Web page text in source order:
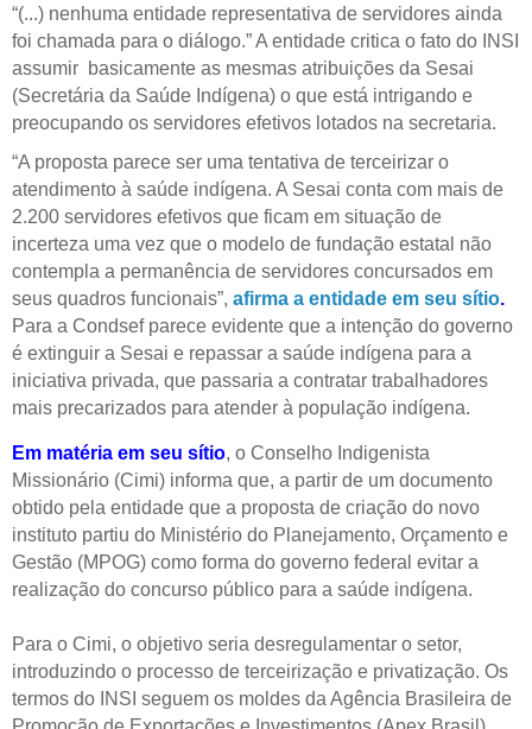
“(...) nenhuma entidade representativa de servidores ainda
foi chamada para o diálogo.” A entidade critica o fato do INSI
assumir basicamente as mesmas atribuições da Sesai
(Secretária da Saúde Indígena) o que está intrigando e
preocupando os servidores efetivos lotados na secretaria.
“A proposta parece ser uma tentativa de terceirizar o
atendimento à saúde indígena. A Sesai conta com mais de
2.200 servidores efetivos que ficam em situação de
incerteza uma vez que o modelo de fundação estatal não
contempla a permanência de servidores concursados em
seus quadros funcionais”, afirma a entidade em seu sítio.
Para a Condsef parece evidente que a intenção do governo
é extinguir a Sesai e repassar a saúde indígena para a
iniciativa privada, que passaria a contratar trabalhadores
mais precarizados para atender à população indígena.
Em matéria em seu sítio, o Conselho Indigenista
Missionário (Cimi) informa que, a partir de um documento
obtido pela entidade que a proposta de criação do novo
instituto partiu do Ministério do Planejamento, Orçamento e
Gestão (MPOG) como forma do governo federal evitar a
realização do concurso público para a saúde indígena.
Para o Cimi, o objetivo seria desregulamentar o setor,
introduzindo o processo de terceirização e privatização. Os
termos do INSI seguem os moldes da Agência Brasileira de